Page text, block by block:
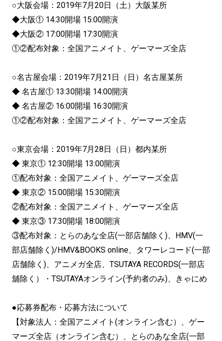
○大阪会場：2019年7月20日（土）大阪某所
◆大阪① 14:30開場 15:00開演
◆大阪② 17:00開場 17:30開演
①②配布対象：全国アニメイト、ゲーマーズ全店
○名古屋会場：2019年7月21日（日）名古屋某所
◆ 名古屋① 13:30開場 14:00開演
◆ 名古屋② 16:00開場 16:30開演
①②配布対象：全国アニメイト、ゲーマーズ全店
○東京会場：2019年7月28日（日）都内某所
◆ 東京① 12:30開場 13:00開演
①配布対象：全国アニメイト、ゲーマーズ全店
◆ 東京② 15:00開場 15:30開演
②配布対象：全国アニメイト、ゲーマーズ全店
◆ 東京③ 17:30開場 18:00開演
③配布対象：とらのあな全店(一部店舗除く)、HMV(一
部店舗除く)/HMV&BOOKS online、タワーレコード(一部
店舗除く)、アニメガ全店、TSUTAYA RECORDS(一部店
舖除く）・TSUTAYAオンライン(予約者のみ)、きゃにめ
●応募券配布・応募方法について
【対象法人：全国アニメイト(オンライン含む）、ゲー
マーズ全店（オンライン含む）、とらのあな全店(一部